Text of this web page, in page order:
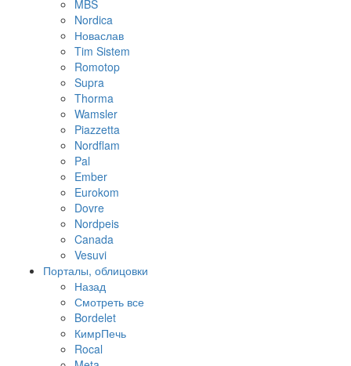
MBS
Nordica
Новаслав
Tim Sistem
Romotop
Supra
Thorma
Wamsler
Piazzetta
Nordflam
Pal
Ember
Eurokom
Dovre
Nordpeis
Canada
Vesuvi
Порталы, облицовки
Назад
Смотреть все
Bordelet
КимрПечь
Rocal